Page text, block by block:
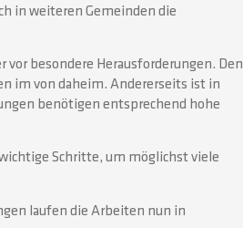
in weiteren Gemeinden die
besondere Herausforderungen. Den
im von daheim. Andererseits ist in
benötigen entsprechend hohe
Schritte, um möglichst viele
laufen die Arbeiten nun in